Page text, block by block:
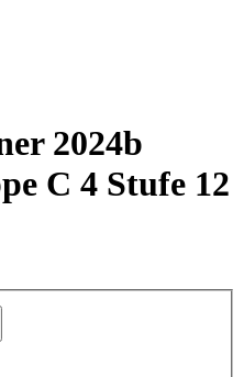
2024b
C 4 Stufe 12